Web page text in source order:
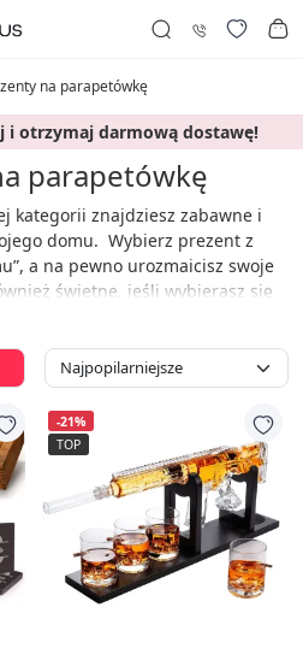
na parapetówkę
i otrzymaj darmową dostawę!
parapetówkę
kategorii znajdziesz zabawne i
domu. Wybierz prezent z
a na pewno urozmaicisz swoje
świetne, jeśli wybierasz się
zaskoczyć gospodarzy.
Od teraz prezent to nie
-21%
TOP